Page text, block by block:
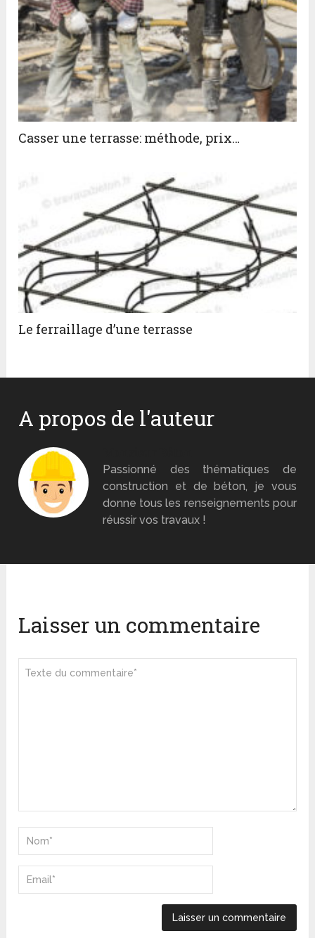
Casser une terrasse: méthode, prix…
Le ferraillage d’une terrasse
A propos de l'auteur
Passionné des thématiques de
construction et de béton, je vous
donne tous les renseignements pour
réussir vos travaux !
Laisser un commentaire